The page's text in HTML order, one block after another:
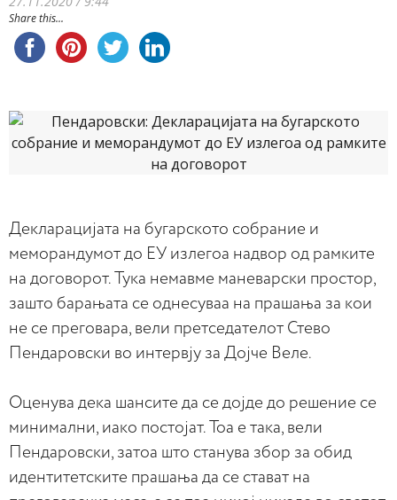
Share this...
Декларацијата на бугарското собрание и
меморандумот до ЕУ излегоа надвор од рамките
на договорот. Тука немавме маневарски простор,
зашто барањата се однесуваа на прашања за кои
не се преговара, вели претседателот Стево
Пендаровски во интервју за Дојче Веле.
Оценува дека шансите да се дојде до решение се
минимални, иако постојат. Тоа е така, вели
Пендаровски, затоа што станува збор за обид
идентитетските прашања да се стават на